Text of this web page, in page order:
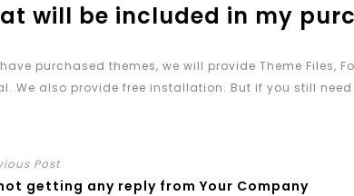
will be included in my
purchased themes, we will provide Theme Files,
We also provide free installation. But if you still
Post
getting any reply from Your Company